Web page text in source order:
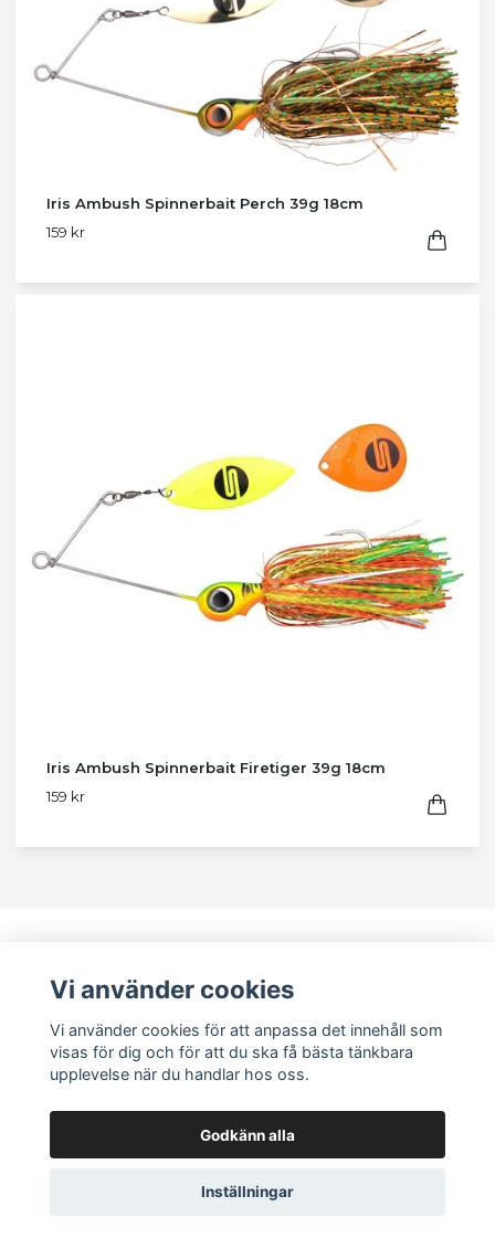
Iris Ambush Spinnerbait Perch 39g 18cm
159 kr
Iris Ambush Spinnerbait Firetiger 39g 18cm
159 kr
Köpvillkor
Kontakt
Om oss
Vi använder cookies
Vi använder cookies för att anpassa det innehåll som
visas för dig och för att du ska få bästa tänkbara
upplevelse när du handlar hos oss.
Godkänn alla
Inställningar